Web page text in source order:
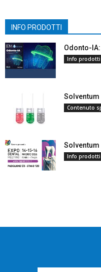
INFO PRODOTTI
Odonto-
Info prodotti
Solventum
Contenuto
Solventum
Info prodotti